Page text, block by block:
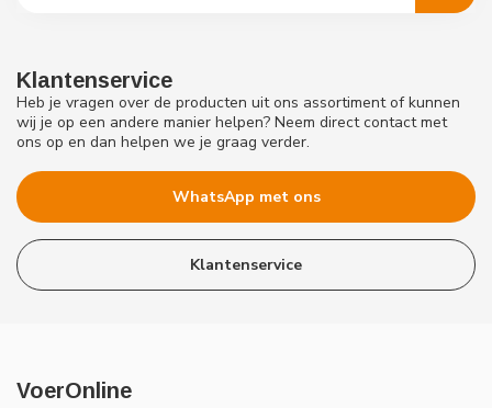
Klantenservice
Heb je vragen over de producten uit ons assortiment of kunnen
wij je op een andere manier helpen? Neem direct contact met
ons op en dan helpen we je graag verder.
WhatsApp met ons
Klantenservice
VoerOnline